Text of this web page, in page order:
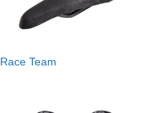
Race Team